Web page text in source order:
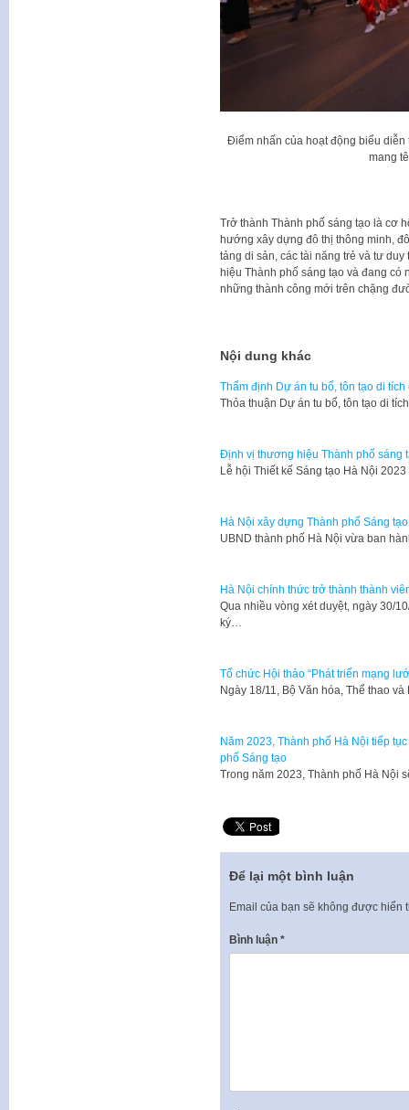
Điểm nhấn của hoạt động biểu
mang
Trở thành Thành phố sáng tạo là cơ
hướng xây dựng đô thị thông minh,
tảng di sản, các tài năng trẻ và tư
hiệu Thành phố sáng tạo và đang
những thành công mới trên chặng
Nội dung khác
Thẩm định Dự án tu bổ, tôn tạo di
Thỏa thuận Dự án tu bổ, tôn tạo di
Định vị thương hiệu Thành phố sáng
Lễ hội Thiết kế Sáng tạo Hà Nội
Hà Nội xây dựng Thành phố Sáng tạo
UBND thành phố Hà Nội vừa ban
Hà Nội chính thức trở thành thành
Qua nhiều vòng xét duyệt, ngày 30/
ký…
Tổ chức Hội thảo “Phát triển mạng
Ngày 18/11, Bộ Văn hóa, Thể thao
Năm 2023, Thành phố Hà Nội tiếp
phố Sáng tạo
Trong năm 2023, Thành phố Hà Nội
Để lại một bình luận
Email của bạn sẽ không được hiển
Bình luận *